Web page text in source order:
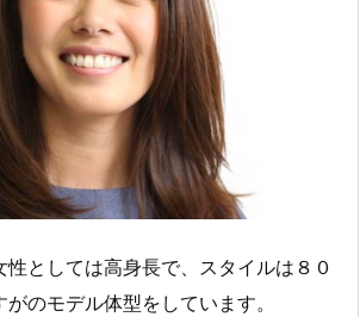
としては高身長で、スタイルは８０
のモデル体型をしています。